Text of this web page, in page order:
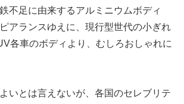
不足に由来するアルミニウムボディ
アランスゆえに、現行型世代の小ぎれ
各車のボディより、むしろおしゃれに
いとは言えないが、各国のセレブリテ